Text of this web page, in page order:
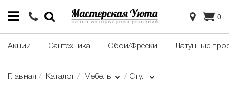
0
Акции Сантехника Обои/Фрески Латунные
Главная Каталог Мебель Стул